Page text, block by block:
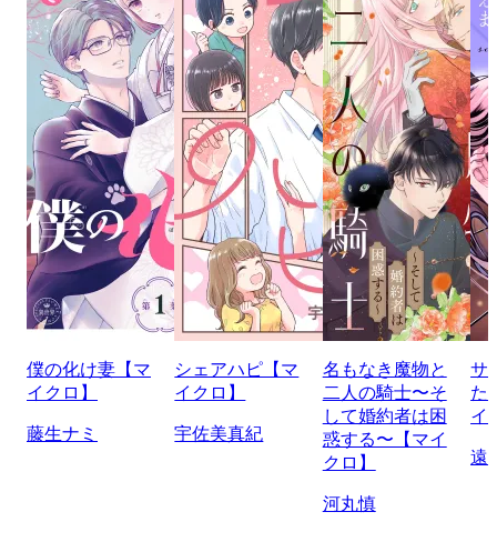
僕の化け妻【マ
イクロ】
藤生ナミ
シェアハピ【マ
イクロ】
宇佐美真紀
名もなき魔物と
二人の騎士〜そ
して婚約者は困
惑する〜【マイ
クロ】
河丸慎
サ
た
イ
遠